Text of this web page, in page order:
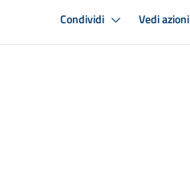
Condividi Vedi azioni